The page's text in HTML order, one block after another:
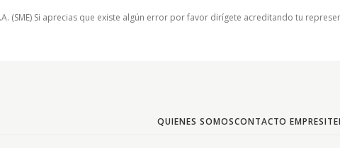
(SME) Si aprecias que existe algún error por favor dirígete acreditando tu
QUIENES SOMOSCONTACTO EMPRESITE